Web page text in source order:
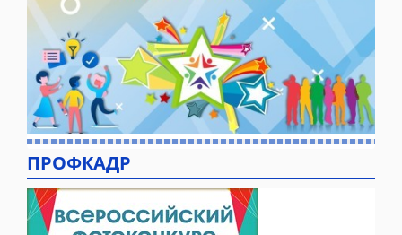
ПРОФКАДР